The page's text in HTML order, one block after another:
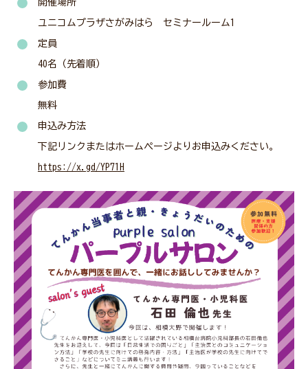
開催場所
ユニコムプラザさがみはら セミナールーム1
定員
40名（先着順）
参加費
無料
申込み方法
下記リンクまたはホームページよりお申込みください。
https://x.gd/YP71H
所在地・連絡先
リンク
サイト内検索
個人情報保護について
アクセシビリティについて